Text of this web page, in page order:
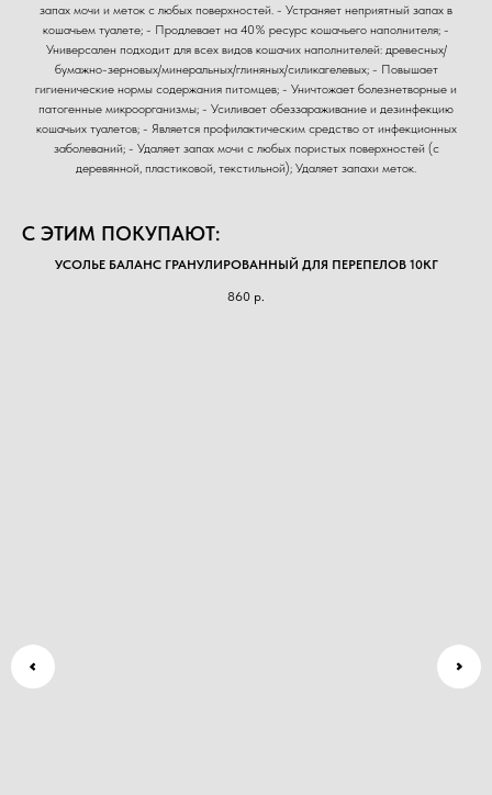
запах мочи и меток с любых поверхностей. - Устраняет неприятный запах в
кошачьем туалете; - Продлевает на 40% ресурс кошачьего наполнителя; -
Универсален подходит для всех видов кошачих наполнителей: древесных/
бумажно-зерновых/минеральных/глиняных/силикагелевых; - Повышает
гигиенические нормы содержания питомцев; - Уничтожает болезнетворные и
патогенные микроорганизмы; - Усиливает обеззараживание и дезинфекцию
кошачьих туалетов; - Является профилактическим средство от инфекционных
заболеваний; - Удаляет запах мочи с любых пористых поверхностей (с
деревянной, пластиковой, текстильной); Удаляет запахи меток.
С ЭТИМ ПОКУПАЮТ:
УСОЛЬЕ БАЛАНС ГРАНУЛИРОВАННЫЙ ДЛЯ ПЕРЕПЕЛОВ 10КГ
860 р.